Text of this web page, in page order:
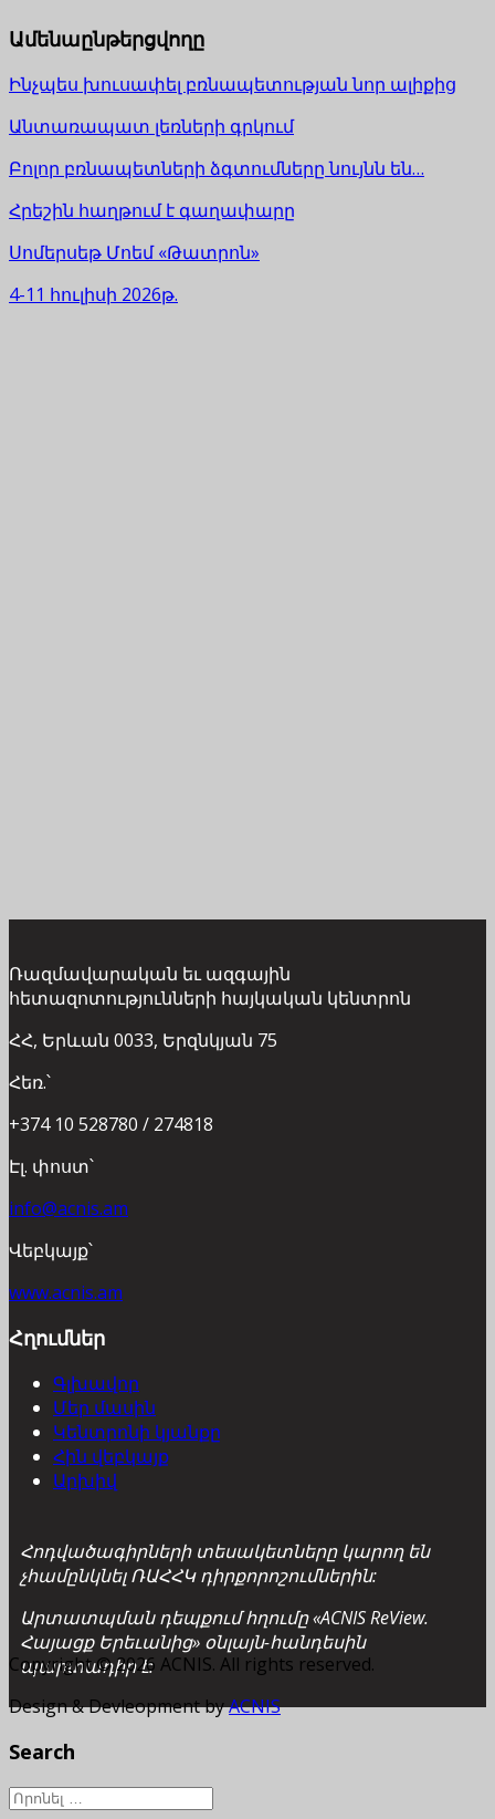
Ամենաընթերցվողը
Ինչպես խուսափել բռնապետության նոր ալիքից
Անտառապատ լեռների գրկում
Բոլոր բռնապետների ձգտումները նույնն են…
Հրեշին հաղթում է գաղափարը
Սոմերսեթ Մոեմ «Թատրոն»
4-11 հուլիսի 2026թ.
Ռազմավարական եւ ազգային
հետազոտությունների հայկական կենտրոն
ՀՀ, Երևան 0033, Երզնկյան 75
Հեռ.՝
+374 10 528780 / 274818
Էլ. փոստ՝
info@acnis.am
Վեբկայք՝
www.acnis.am
Հղումներ
Գլխավոր
Մեր մասին
Կենտրոնի կյանքը
Հին վեբկայք
Արխիվ
Հոդվածագիրների տեսակետները կարող են
չհամընկնել ՌԱՀՀԿ դիրքորոշումներին:
Արտատպման դեպքում հղումը «ACNIS ReView.
Հայացք Երեւանից» օնլայն-հանդեսին
պարտադիր է:
Copyright © 2026 ACNIS. All rights reserved.
Design & Devleopment byACNIS
Search